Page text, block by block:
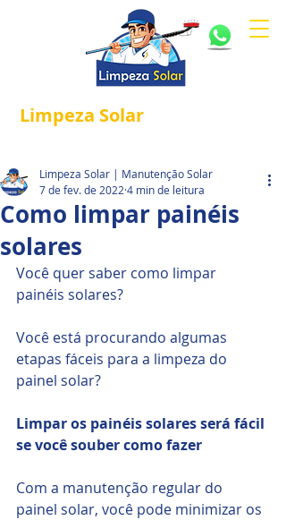
Limpeza Solar®
Como limpar painéis
solares
Limpeza Solar | Manutenção Solar
7 de fev. de 2022 4 min de leitura
Você quer saber como limpar
painéis solares?
Você está procurando algumas
etapas fáceis para a limpeza do
painel solar?
Limpar os painéis solares será fácil
se você souber como fazer
Com a manutenção regular do
painel solar, você pode minimizar os